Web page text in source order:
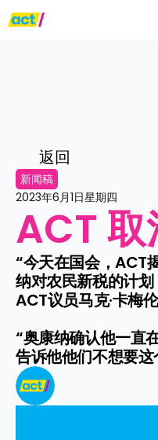
返回
新闻稿
2023年6月1日星期四
ACT
“今天在国会，ACT
纳对农民新税的计划
ACT议员马克·卡梅伦
“奥康纳确认他一直
告诉他他们不想要这